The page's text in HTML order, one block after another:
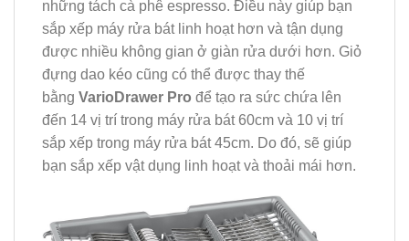
những tách cà phê espresso. Điều này giúp bạn
sắp xếp máy rửa bát linh hoạt hơn và tận dụng
được nhiều không gian ở giàn rửa dưới hơn. Giỏ
đựng dao kéo cũng có thể được thay thế
bằng VarioDrawer Pro để tạo ra sức chứa lên
đến 14 vị trí trong máy rửa bát 60cm và 10 vị trí
sắp xếp trong máy rửa bát 45cm. Do đó, sẽ giúp
bạn sắp xếp vật dụng linh hoạt và thoải mái hơn.